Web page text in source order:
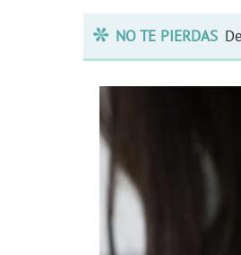
NO TE PIERDAS